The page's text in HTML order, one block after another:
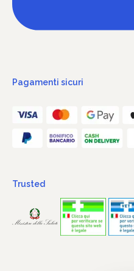
Pagamenti sicuri
Trusted